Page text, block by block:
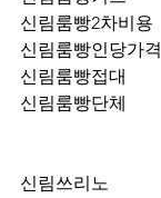
신림룸빵2차비용
신림룸빵인당가격
신림룸빵접대
신림룸빵단체
신림쓰리노